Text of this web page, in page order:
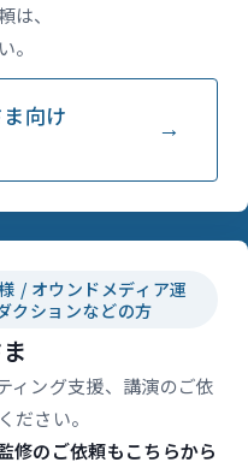
、
。
向け
/ オウンドメディア運
クションなどの方
ィング支援、講演のご依
ださい。
修のご依頼もこちらから